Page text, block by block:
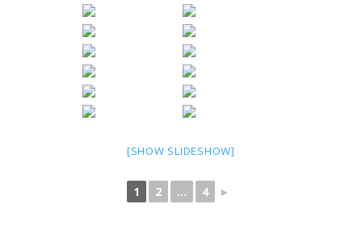
[SHOW SLIDESHOW]
1 2 ... 4 ►